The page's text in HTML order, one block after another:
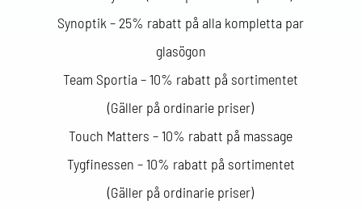
Synoptik – 25% rabatt på alla kompletta par
glasögon
Team Sportia – 10% rabatt på sortimentet
(Gäller på ordinarie priser)
Touch Matters – 10% rabatt på massage
Tygfinessen – 10% rabatt på sortimentet
(Gäller på ordinarie priser)